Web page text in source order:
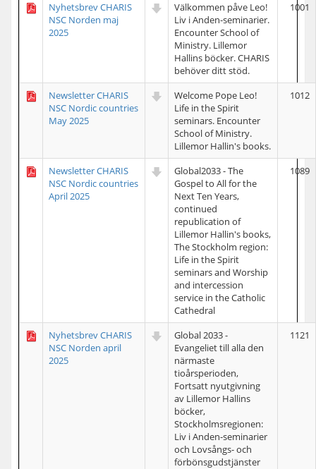
Nyhetsbrev CHARIS
NSC Norden maj
2025
Välkommen påve Leo!
Liv i Anden-seminarier.
Encounter School of
Ministry. Lillemor
Hallins böcker. CHARIS
behöver ditt stöd.
1001
Newsletter CHARIS
NSC Nordic countries
May 2025
Welcome Pope Leo!
Life in the Spirit
seminars. Encounter
School of Ministry.
Lillemor Hallin's books.
1012
Newsletter CHARIS
NSC Nordic countries
April 2025
Global2033 - The
Gospel to All for the
Next Ten Years,
continued
republication of
Lillemor Hallin's books,
The Stockholm region:
Life in the Spirit
seminars and Worship
and intercession
service in the Catholic
Cathedral
1089
Nyhetsbrev CHARIS
NSC Norden april
2025
Global 2033 -
Evangeliet till alla den
närmaste
tioårsperioden,
Fortsatt nyutgivning
av Lillemor Hallins
böcker,
Stockholmsregionen:
Liv i Anden-seminarier
och Lovsångs- och
förbönsgudstjänster
1121